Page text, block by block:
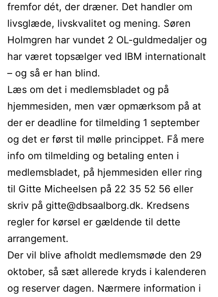
fremfor dét, der dræner. Det handler om
livsglæde, livskvalitet og mening. Søren
Holmgren har vundet 2 OL-guldmedaljer og
har været topsælger ved IBM internationalt
– og så er han blind.
Læs om det i medlemsbladet og på
hjemmesiden, men vær opmærksom på at
der er deadline for tilmelding 1 september
og det er først til mølle princippet. Få mere
info om tilmelding og betaling enten i
medlemsbladet, på hjemmesiden eller ring
til Gitte Micheelsen på 22 35 52 56 eller
skriv på gitte@dbsaalborg.dk. Kredsens
regler for kørsel er gældende til dette
arrangement.
Der vil blive afholdt medlemsmøde den 29
oktober, så sæt allerede kryds i kalenderen
og reserver dagen. Nærmere information i